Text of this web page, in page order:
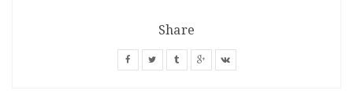
Share